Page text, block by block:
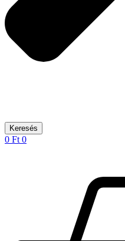
Keresés
0 Ft 0